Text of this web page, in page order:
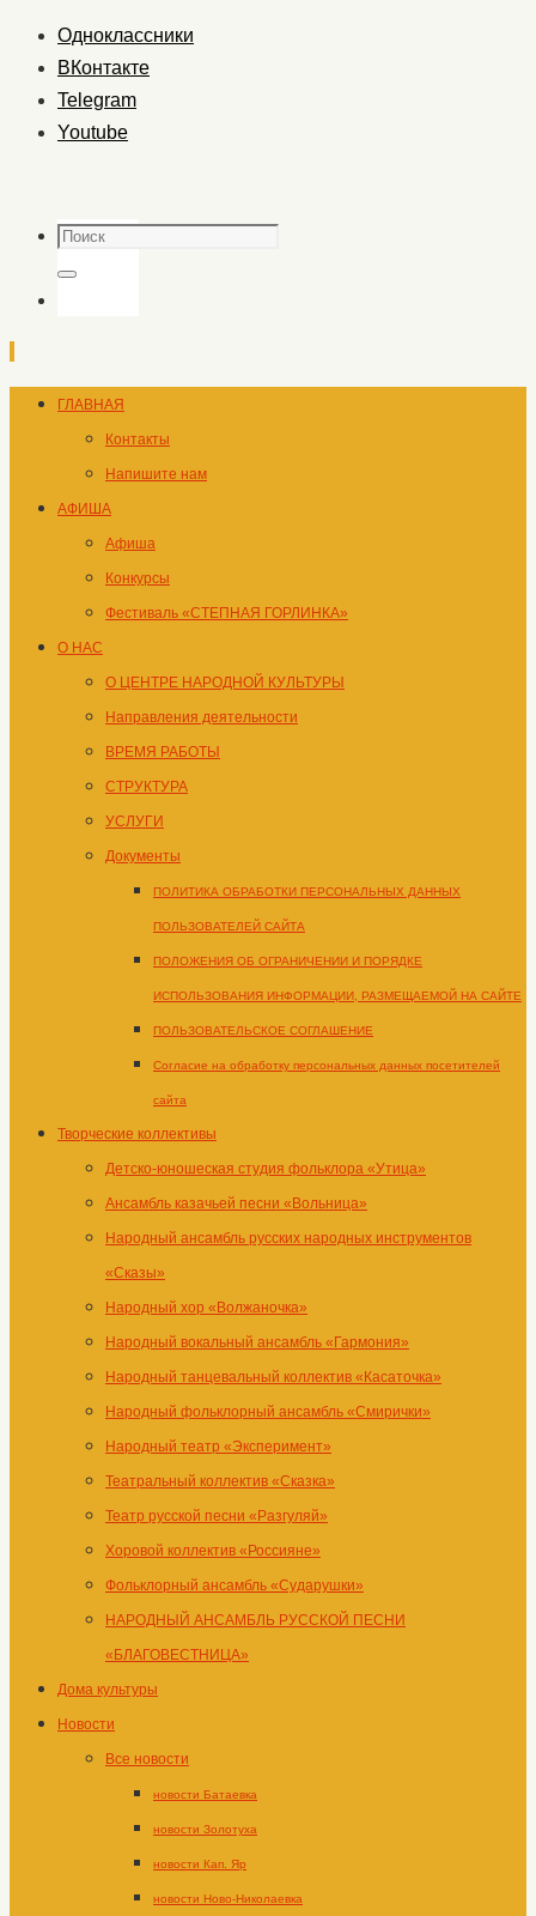
Одноклассники
ВКонтакте
Telegram
Youtube
Поиск
Поиск
Перейти
содержимому
ГЛАВНАЯ
Контакты
Напишите нам
АФИША
Афиша
Конкурсы
Фестиваль «СТЕПНАЯ ГОРЛИНКА»
О НАС
О ЦЕНТРЕ НАРОДНОЙ КУЛЬТУРЫ
Направления деятельности
ВРЕМЯ РАБОТЫ
СТРУКТУРА
УСЛУГИ
Документы
ПОЛИТИКА ОБРАБОТКИ ПЕРСОНАЛЬНЫХ ДАННЫХ
ПОЛЬЗОВАТЕЛЕЙ САЙТА
ПОЛОЖЕНИЯ ОБ ОГРАНИЧЕНИИ И ПОРЯДКЕ
ИСПОЛЬЗОВАНИЯ ИНФОРМАЦИИ, РАЗМЕЩАЕМОЙ НА САЙТЕ
ПОЛЬЗОВАТЕЛЬСКОЕ СОГЛАШЕНИЕ
Согласие на обработку персональных данных посетителей
сайта
Творческие коллективы
Детско-юношеская студия фольклора «Утица»
Ансамбль казачьей песни «Вольница»
Народный ансамбль русских народных инструментов
«Сказы»
Народный хор «Волжаночка»
Народный вокальный ансамбль «Гармония»
Народный танцевальный коллектив «Касаточка»
Народный фольклорный ансамбль «Смирички»
Народный театр «Эксперимент»
Театральный коллектив «Сказка»
Театр русской песни «Разгуляй»
Хоровой коллектив «Россияне»
Фольклорный ансамбль «Сударушки»
НАРОДНЫЙ АНСАМБЛЬ РУССКОЙ ПЕСНИ
«БЛАГОВЕСТНИЦА»
Дома культуры
Новости
Все новости
новости Батаевка
новости Золотуха
новости Кап. Яр
новости Ново-Николаевка